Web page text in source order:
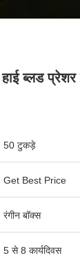
ब्लड प्रेशर
50 टुकड़े
Get Best Price
रंगीन बॉक्स
5 से 8 कार्यदिवस